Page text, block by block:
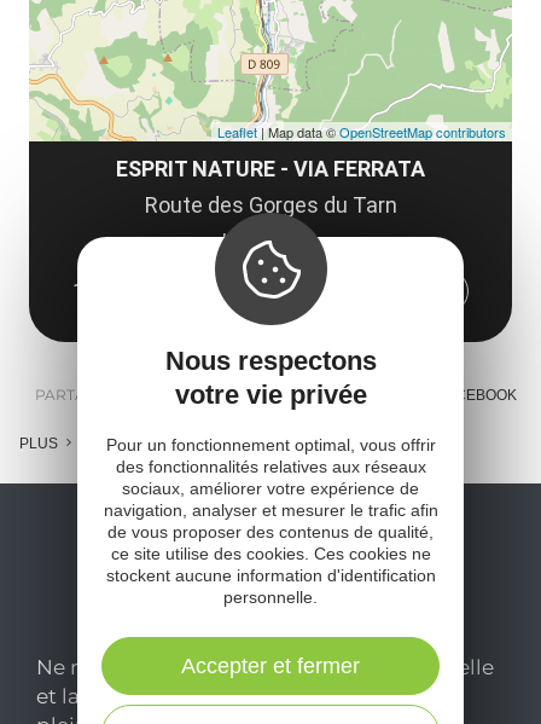
ESPRIT NATURE - VIA FERRATA
Route des Gorges du Tarn
La Barque
12520 Aguessac
Obtenir l'itinéraire
Leaflet| Map data ©OpenStreetMap contributors
PARTAGER : E-MAIL MESSENGER FACEBOOK
PLUS
Ne manquez pas notre newsletter mensuelle
et laissez-vous inspirer pour profiter
Nous respectons
votre vie privée
Pour un fonctionnement optimal, vous offrir
des fonctionnalités relatives aux réseaux
sociaux, améliorer votre expérience de
navigation, analyser et mesurer le trafic afin
de vous proposer des contenus de qualité,
ce site utilise des cookies. Ces cookies ne
stockent aucune information d'identification
personnelle.
Accepter et fermer